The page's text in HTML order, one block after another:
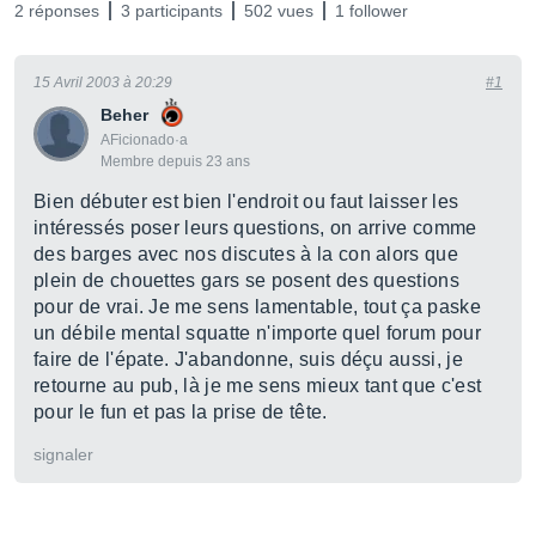
2 réponses 3 participants 502 vues 1 follower
Beher
AFicionado·a
Membre depuis 23 ans
15 Avril 2003 à 20:29 #1
Bien débuter est bien l'endroit ou faut laisser les
intéressés poser leurs questions, on arrive comme
des barges avec nos discutes à la con alors que
plein de chouettes gars se posent des questions
pour de vrai. Je me sens lamentable, tout ça paske
un débile mental squatte n'importe quel forum pour
faire de l'épate. J'abandonne, suis déçu aussi, je
retourne au pub, là je me sens mieux tant que c'est
pour le fun et pas la prise de tête.
signaler